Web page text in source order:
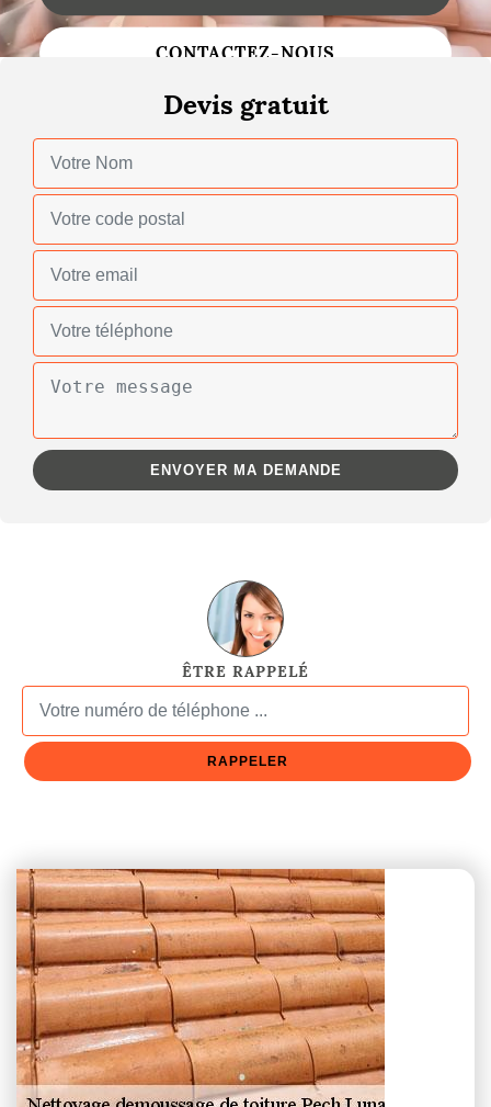
Changement de toiture
Gouttières
Réparation de toiture
CONTACTEZ-NOUS
Devis gratuit
ÊTRE RAPPELÉ